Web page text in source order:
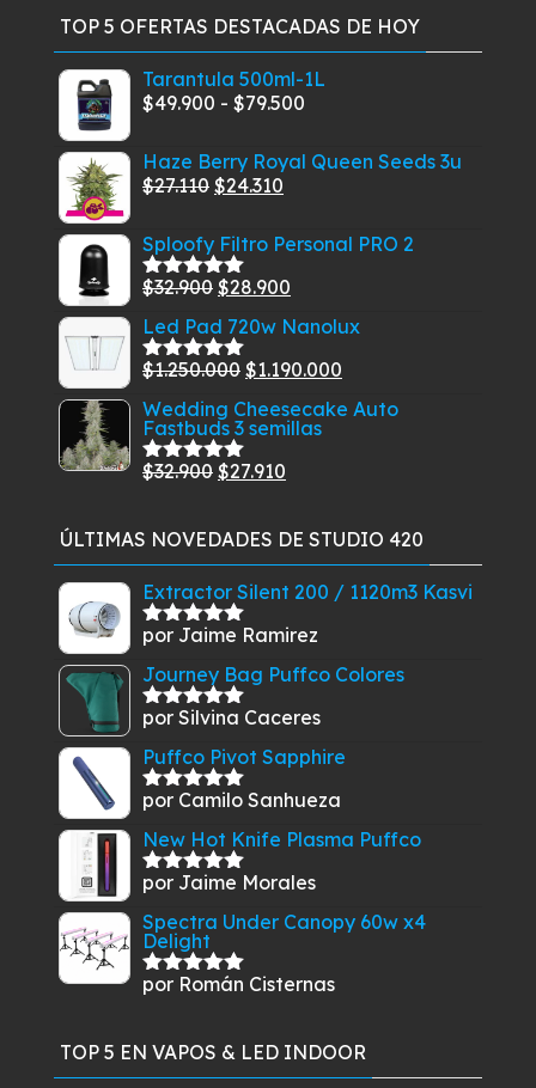
TOP 5 OFERTAS DESTACADAS DE HOY
Tarantula 500ml-1L
$49.900 - $79.500
precios:
hasta
Haze Berry Royal Queen Seeds 3u
$27.110 El
original
era:
$27.110.
$24.310
actual
es:
$24.310.
Sploofy Filtro Personal PRO 2
Valorado
5
$32.900 El
precio
original
era:
$32.900.
$28.900
precio
es:
$28.900.
Led Pad 720w Nanolux
Valorado
5
$1.250.000 El
precio
original
era:
$1.250.000.
$1.190.000
precio
Wedding Cheesecake Auto
Fastbuds 3 semillas
Valorado
$32.900 El
original
era:
$32.900.
$27.910
actual
es:
$27.910.
ÚLTIMAS NOVEDADES DE STUDIO 420
Extractor Silent 200 / 1120m3 Kasvi
Valorado
por Jaime Ramirez
Journey Bag Puffco Colores
Valorado
por Silvina Caceres
Puffco Pivot Sapphire
Valorado
por Camilo Sanhueza
New Hot Knife Plasma Puffco
Valorado
por Jaime Morales
Spectra Under Canopy 60w x4
Delight
Valorado
por Román Cisternas
TOP 5 EN VAPOS & LED INDOOR